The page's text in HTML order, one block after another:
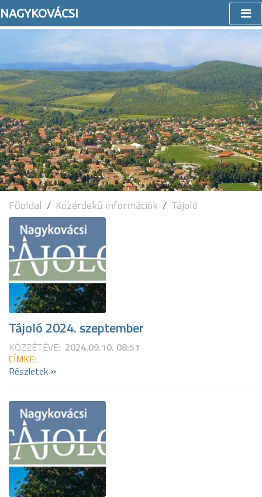
NAGYKOVÁCSI
Főoldal Közérdekű információk Tájoló
Tájoló 2024. szeptember
KÖZZÉTÉVE: 2024.09.10. 08:51
CÍMKE:
Részletek »